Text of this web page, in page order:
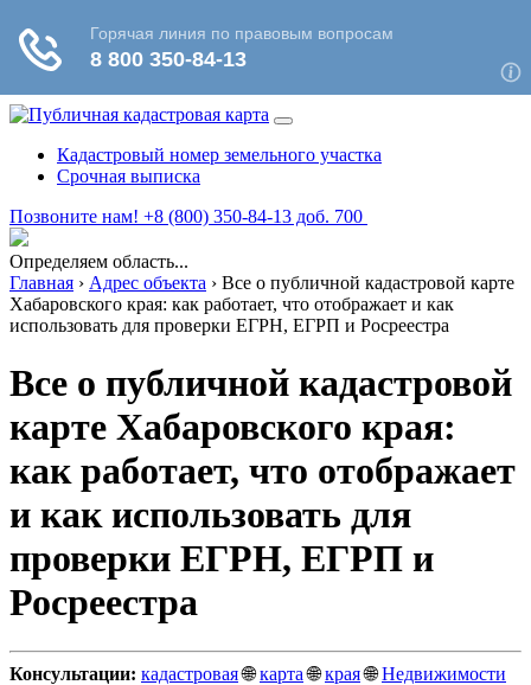
Кадастровый номер земельного участка
Срочная выписка
Позвоните нам! +8 (800) 350-84-13 доб. 700
Определяем область...
Главная › Адрес объекта › Все о публичной кадастровой карте
Хабаровского края: как работает, что отображает и как
использовать для проверки ЕГРН, ЕГРП и Росреестра
Все о публичной кадастровой
карте Хабаровского края:
как работает, что отображает
и как использовать для
проверки ЕГРН, ЕГРП и
Росреестра
Консультации: кадастровая🌐карта🌐края🌐Недвижимости